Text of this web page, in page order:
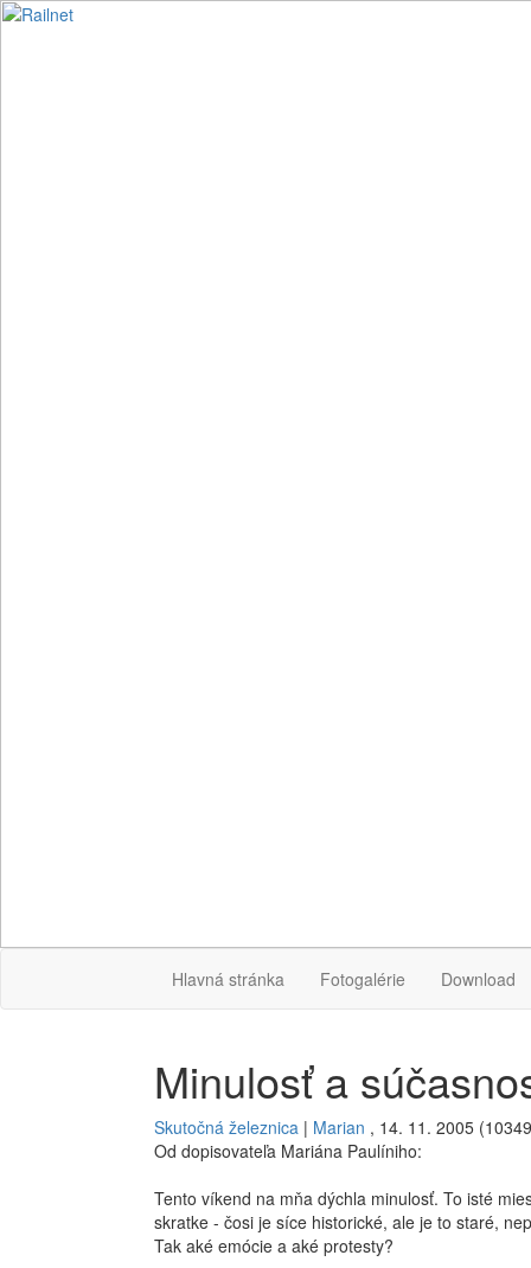
Hlavná stránka Fotogalérie Download
Minulosť a
Skutočná železnica | Marian , 14. 11. 2005
Od dopisovateľa Mariána Paulíniho:
Tento víkend na mňa dýchla minulosť. To isté
skratke - čosi je síce historické, ale je to staré,
Tak aké emócie a aké protesty?